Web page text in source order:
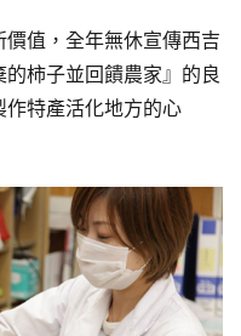
值，全年無休宣傳西吉
柿子並回饋農家』的良
特產活化地方的心